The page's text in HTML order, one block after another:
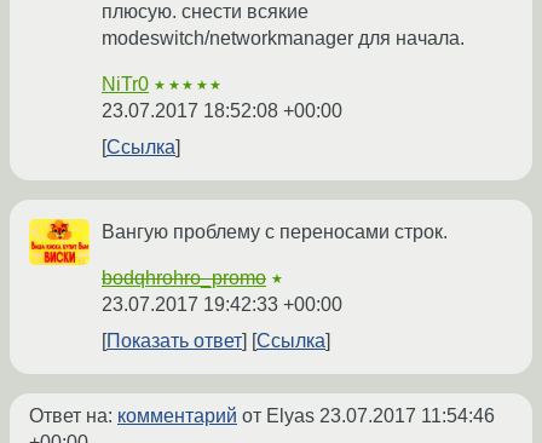
плюсую. снести всякие
modeswitch/networkmanager для начала.
NiTr0 ★★★★★
23.07.2017 18:52:08 +00:00
Ссылка
Вангую проблему с переносами строк.
bodqhrohro_promo ★
23.07.2017 19:42:33 +00:00
Показать ответ
Ссылка
Ответ на: комментарий от Elyas 23.07.2017 11:54:46